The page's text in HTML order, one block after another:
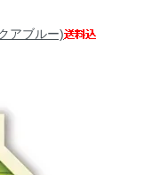
アブルー)